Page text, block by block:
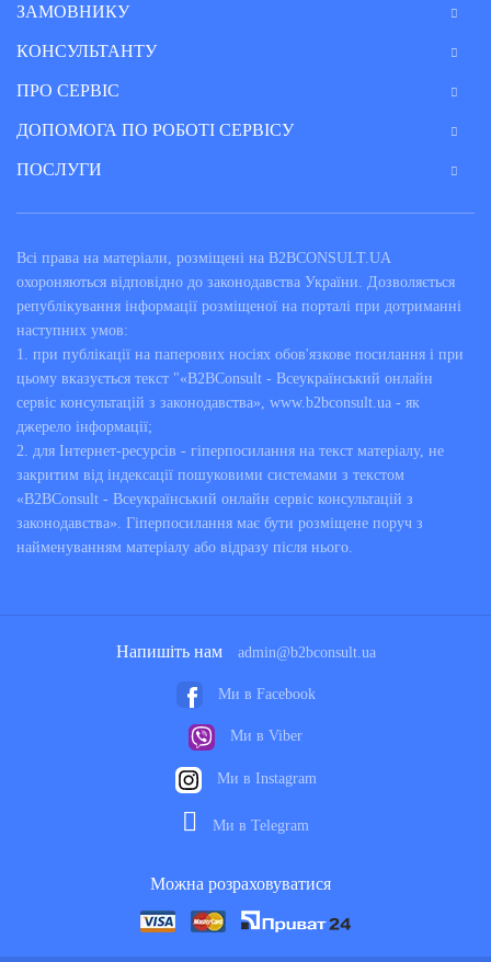
ЗАМОВНИКУ
КОНСУЛЬТАНТУ
ПРО СЕРВІС
ДОПОМОГА ПО РОБОТІ СЕРВІСУ
ПОСЛУГИ
Всі права на матеріали, розміщені на B2BCONSULT.UA
охороняються відповідно до законодавства України. Дозволяється
републікування інформації розміщеної на порталі при дотриманні
наступних умов:
1. при публікації на паперових носіях обов'язкове посилання і при
цьому вказується текст "«B2BConsult - Всеукраїнський онлайн
сервіс консультацій з законодавства», www.b2bconsult.ua - як
джерело інформації;
2. для Інтернет-ресурсів - гіперпосилання на текст матеріалу, не
закритим від індексації пошуковими системами з текстом
«B2BConsult - Всеукраїнський онлайн сервіс консультацій з
законодавства». Гіперпосилання має бути розміщене поруч з
найменуванням матеріалу або відразу після нього.
Напишіть нам admin@b2bconsult.ua
Ми в Facebook
Ми в Viber
Ми в Instagram
Ми в Telegram
Можна розраховуватися